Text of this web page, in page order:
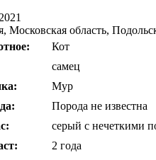
Московская область,
Кот
самец
Мур
Порода не известна
серый с нечеткими
2 года